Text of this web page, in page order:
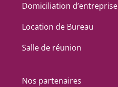
Domiciliation d’entreprise
Location de Bureau
Salle de réunion
Nos partenaires